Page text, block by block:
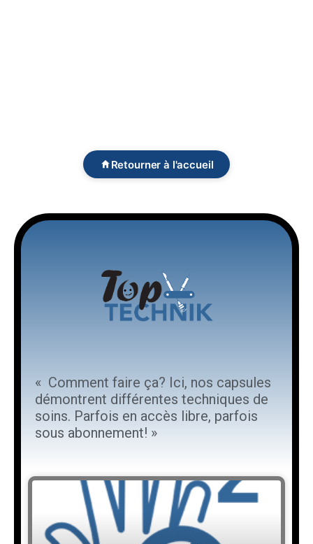
Retourner à l'accueil
« Comment faire ça? Ici, nos capsules
démontrent différentes techniques de
soins. Parfois en accès libre, parfois
sous abonnement! »